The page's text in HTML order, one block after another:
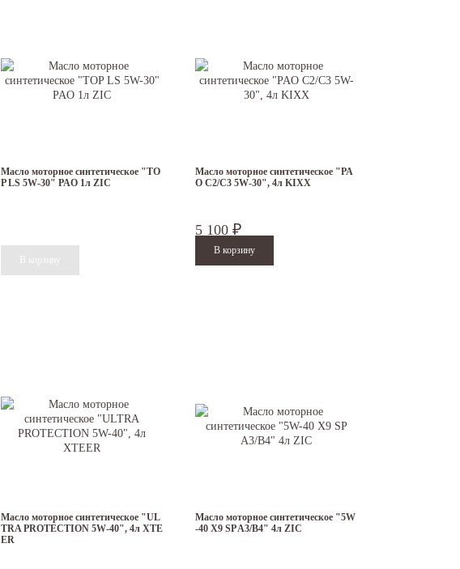
Масло моторное синтетическое "TO
P LS 5W-30" PAO 1л ZIC
Масло моторное синтетическое "PA
O C2/C3 5W-30", 4л KIXX
5 100 ₽
Масло моторное синтетическое "UL
TRA PROTECTION 5W-40", 4л XTE
ER
Масло моторное синтетическое "5W
-40 X9 SP A3/B4" 4л ZIC